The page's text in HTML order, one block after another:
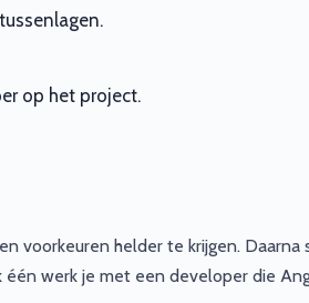
op het project.
voorkeuren helder te krijgen.
werk je met een developer die